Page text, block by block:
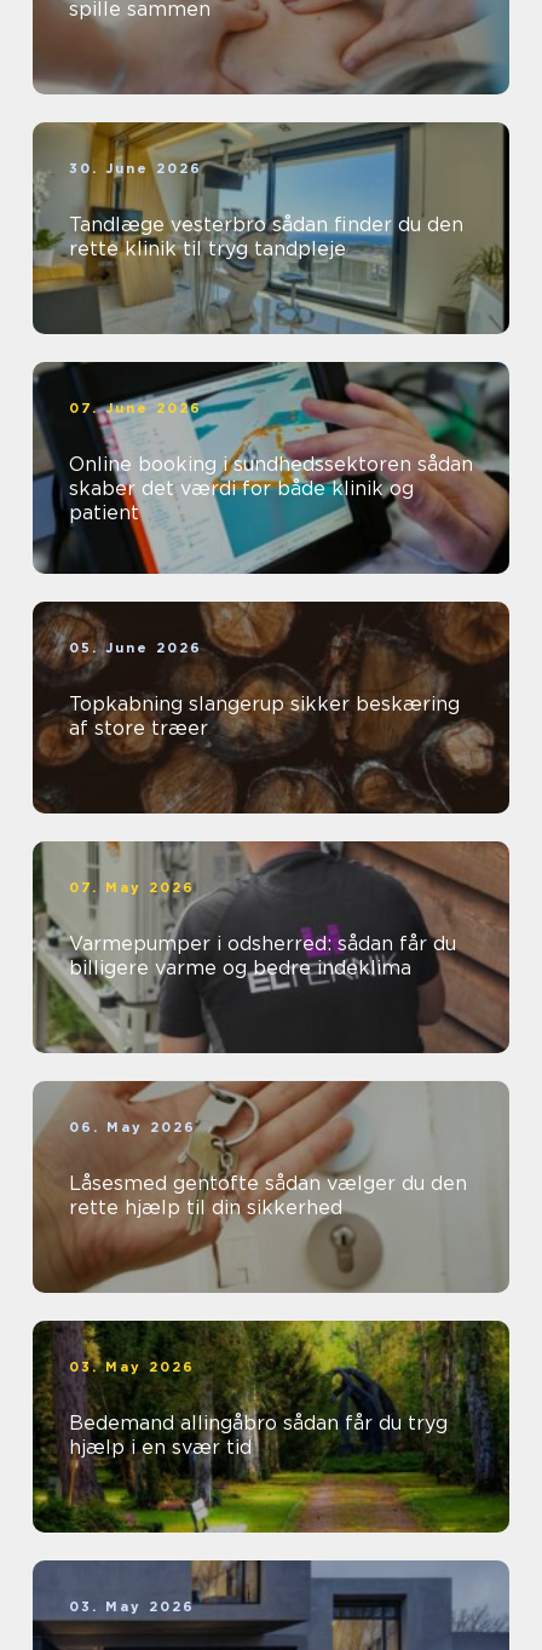
spille sammen
30. June 2026
Tandlæge vesterbro sådan finder du den
rette klinik til tryg tandpleje
07. June 2026
Online booking i sundhedssektoren sådan
skaber det værdi for både klinik og
patient
05. June 2026
Topkabning slangerup sikker beskæring
af store træer
07. May 2026
Varmepumper i odsherred: sådan får du
billigere varme og bedre indeklima
06. May 2026
Låsesmed gentofte sådan vælger du den
rette hjælp til din sikkerhed
03. May 2026
Bedemand allingåbro sådan får du tryg
hjælp i en svær tid
03. May 2026